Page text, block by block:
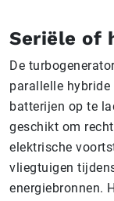
Seriële of
De
parallelle
batterijen op te
geschikt om
elektrische
vliegtuigen
energiebronnen.